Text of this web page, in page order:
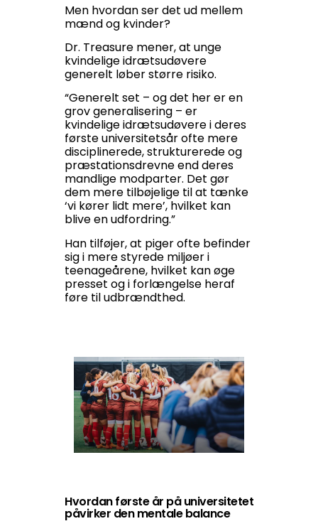
Men hvordan ser det ud mellem
mænd og kvinder?
Dr. Treasure mener, at unge
kvindelige idrætsudøvere
generelt løber større risiko.
“Generelt set – og det her er en
grov generalisering – er
kvindelige idrætsudøvere i deres
første universitetsår ofte mere
disciplinerede, strukturerede og
præstationsdrevne end deres
mandlige modparter. Det gør
dem mere tilbøjelige til at tænke
‘vi kører lidt mere’, hvilket kan
blive en udfordring.”
Han tilføjer, at piger ofte befinder
sig i mere styrede miljøer i
teenageårene, hvilket kan øge
presset og i forlængelse heraf
føre til udbrændthed.
Hvordan første år på universitetet
påvirker den mentale balance